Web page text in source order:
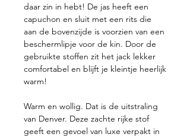
daar zin in hebt! De jas heeft een
capuchon en sluit met een rits die
aan de bovenzijde is voorzien van een
beschermlipje voor de kin. Door de
gebruikte stoffen zit het jack lekker
comfortabel en blijft je kleintje heerlijk
warm!
Warm en wollig. Dat is de uitstraling
van Denver. Deze zachte rijke stof
geeft een gevoel van luxe verpakt in